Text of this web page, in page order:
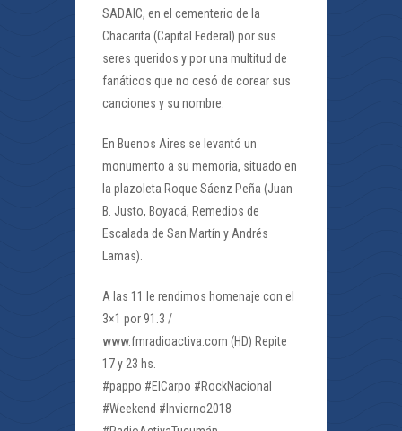
SADAIC, en el cementerio de la
Chacarita (Capital Federal) por sus
seres queridos y por una multitud de
fanáticos que no cesó de corear sus
canciones y su nombre.
En Buenos Aires se levantó un
monumento a su memoria, situado en
la plazoleta Roque Sáenz Peña (Juan
B. Justo, Boyacá, Remedios de
Escalada de San Martín y Andrés
Lamas).
A las 11 le rendimos homenaje con el
3×1 por 91.3 /
www.fmradioactiva.com (HD) Repite
17 y 23 hs.
#pappo #ElCarpo #RockNacional
#Weekend #Invierno2018